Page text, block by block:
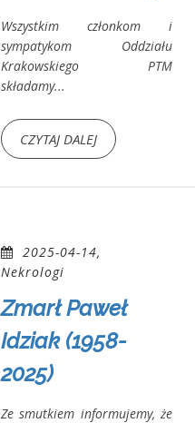
Wszystkim członkom i
sympatykom Oddziału
Krakowskiego PTM
składamy...
CZYTAJ DALEJ
2025-04-14,
Nekrologi
Zmarł Paweł
Idziak (1958-
2025)
Ze smutkiem informujemy, że